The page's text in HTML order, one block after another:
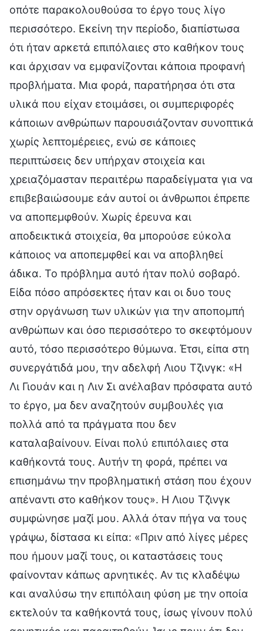
οπότε παρακολουθούσα το έργο τους λίγο
περισσότερο. Εκείνη την περίοδο, διαπίστωσα
ότι ήταν αρκετά επιπόλαιες στο καθήκον τους
και άρχισαν να εμφανίζονται κάποια προφανή
προβλήματα. Μια φορά, παρατήρησα ότι στα
υλικά που είχαν ετοιμάσει, οι συμπεριφορές
κάποιων ανθρώπων παρουσιάζονταν συνοπτικά
χωρίς λεπτομέρειες, ενώ σε κάποιες
περιπτώσεις δεν υπήρχαν στοιχεία και
χρειαζόμασταν περαιτέρω παραδείγματα για να
επιβεβαιώσουμε εάν αυτοί οι άνθρωποι έπρεπε
να αποπεμφθούν. Χωρίς έρευνα και
αποδεικτικά στοιχεία, θα μπορούσε εύκολα
κάποιος να αποπεμφθεί και να αποβληθεί
άδικα. Το πρόβλημα αυτό ήταν πολύ σοβαρό.
Είδα πόσο απρόσεκτες ήταν και οι δυο τους
στην οργάνωση των υλικών για την αποπομπή
ανθρώπων και όσο περισσότερο το σκεφτόμουν
αυτό, τόσο περισσότερο θύμωνα. Έτσι, είπα στη
συνεργάτιδά μου, την αδελφή Λιου Τζινγκ: «Η
Λι Γιουάν και η Λιν Σι ανέλαβαν πρόσφατα αυτό
το έργο, μα δεν αναζητούν συμβουλές για
πολλά από τα πράγματα που δεν
καταλαβαίνουν. Είναι πολύ επιπόλαιες στα
καθήκοντά τους. Αυτήν τη φορά, πρέπει να
επισημάνω την προβληματική στάση που έχουν
απέναντι στο καθήκον τους». Η Λιου Τζινγκ
συμφώνησε μαζί μου. Αλλά όταν πήγα να τους
γράψω, δίστασα κι είπα: «Πριν από λίγες μέρες
που ήμουν μαζί τους, οι καταστάσεις τους
φαίνονταν κάπως αρνητικές. Αν τις κλαδέψω
και αναλύσω την επιπόλαιη φύση με την οποία
εκτελούν τα καθήκοντά τους, ίσως γίνουν πολύ